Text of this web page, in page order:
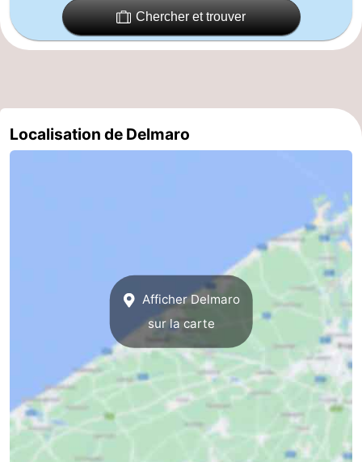
du
littoral
Médicales
Région
Flandre-
Bruges
-
Blankenberge
Wenduine
-
Le
-
Chercher et trouver
Localisation de Delmaro
Afficher Delmaro
sur la carte